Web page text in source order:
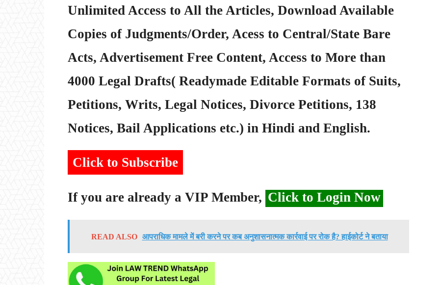
Unlimited Access to All the Articles, Download Available
Copies of Judgments/Order, Acess to Central/State Bare
Acts, Advertisement Free Content, Access to More than
4000 Legal Drafts( Readymade Editable Formats of Suits,
Petitions, Writs, Legal Notices, Divorce Petitions, 138
Notices, Bail Applications etc.) in Hindi and English.
Click to Subscribe
If you are already a VIP Member, Click to Login Now
READ ALSO आपराधिक मामले में बरी करने पर कब अनुशासनात्मक कार्रवाई पर रोक है? हाईकोर्ट ने बताया